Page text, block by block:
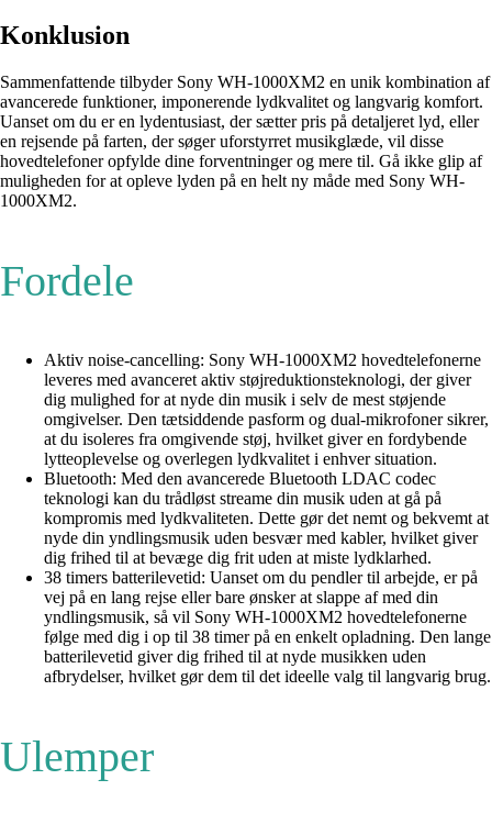
Konklusion
Sammenfattende tilbyder Sony WH-1000XM2 en unik kombination af
avancerede funktioner, imponerende lydkvalitet og langvarig komfort.
Uanset om du er en lydentusiast, der sætter pris på detaljeret lyd, eller
en rejsende på farten, der søger uforstyrret musikglæde, vil disse
hovedtelefoner opfylde dine forventninger og mere til. Gå ikke glip af
muligheden for at opleve lyden på en helt ny måde med Sony WH-
1000XM2.
Fordele
Aktiv noise-cancelling: Sony WH-1000XM2 hovedtelefonerne
leveres med avanceret aktiv støjreduktionsteknologi, der giver
dig mulighed for at nyde din musik i selv de mest støjende
omgivelser. Den tætsiddende pasform og dual-mikrofoner sikrer,
at du isoleres fra omgivende støj, hvilket giver en fordybende
lytteoplevelse og overlegen lydkvalitet i enhver situation.
Bluetooth: Med den avancerede Bluetooth LDAC codec
teknologi kan du trådløst streame din musik uden at gå på
kompromis med lydkvaliteten. Dette gør det nemt og bekvemt at
nyde din yndlingsmusik uden besvær med kabler, hvilket giver
dig frihed til at bevæge dig frit uden at miste lydklarhed.
38 timers batterilevetid: Uanset om du pendler til arbejde, er på
vej på en lang rejse eller bare ønsker at slappe af med din
yndlingsmusik, så vil Sony WH-1000XM2 hovedtelefonerne
følge med dig i op til 38 timer på en enkelt opladning. Den lange
batterilevetid giver dig frihed til at nyde musikken uden
afbrydelser, hvilket gør dem til det ideelle valg til langvarig brug.
Ulemper